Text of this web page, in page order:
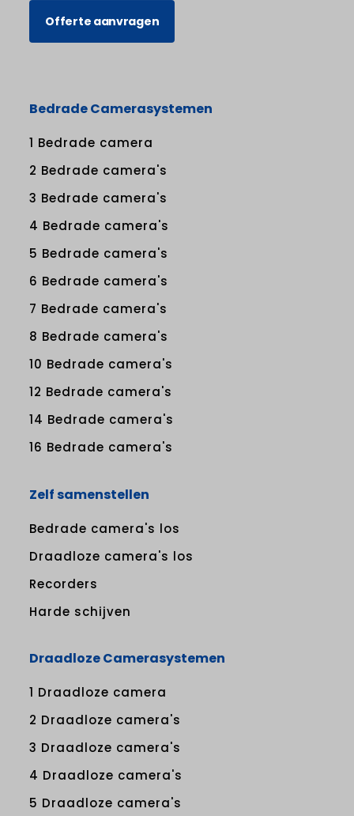
Offerte aanvragen
Bedrade Camerasystemen
1 Bedrade camera
2 Bedrade camera's
3 Bedrade camera's
4 Bedrade camera's
5 Bedrade camera's
6 Bedrade camera's
7 Bedrade camera's
8 Bedrade camera's
10 Bedrade camera's
12 Bedrade camera's
14 Bedrade camera's
16 Bedrade camera's
Zelf samenstellen
Bedrade camera's los
Draadloze camera's los
Recorders
Harde schijven
Draadloze Camerasystemen
1 Draadloze camera
2 Draadloze camera's
3 Draadloze camera's
4 Draadloze camera's
5 Draadloze camera's